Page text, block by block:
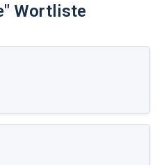
Wortliste